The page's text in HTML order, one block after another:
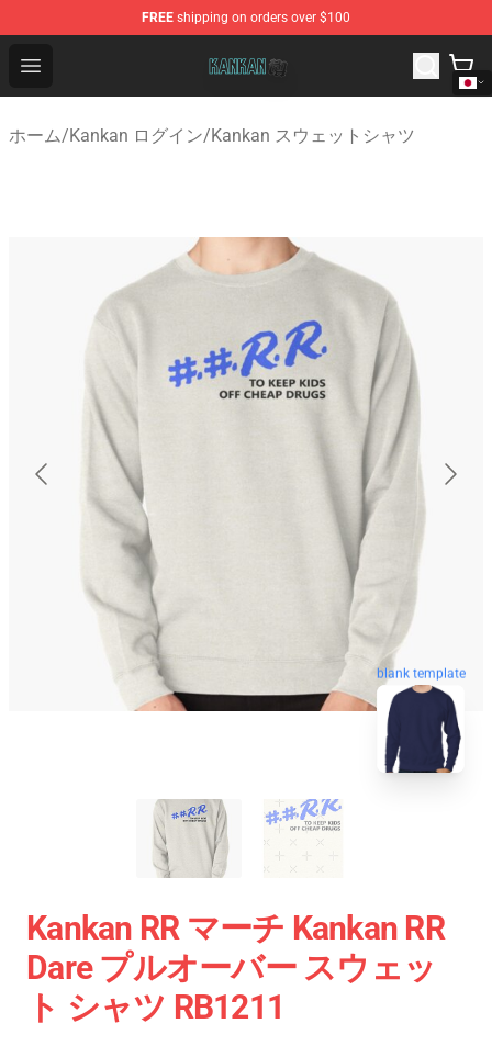
FREE shipping on orders over $100
Open menu
Kankan Store - Official Kankan Merchandise Shop
ホーム/Kankan ログイン/Kankan スウェットシャツ
blank template
Kankan RR マーチ Kankan RR
Dare プルオーバー スウェッ
ト シャツ RB1211